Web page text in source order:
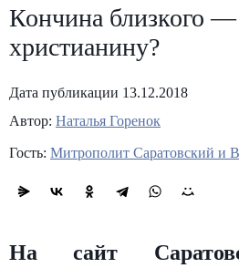
Кончина близкого —
христианину?
Дата публикации 13.12.2018
Автор: Наталья Горенок
Гость: Митрополит Саратовский и
На сайт